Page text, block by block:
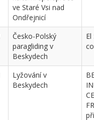
ve Staré Vsi nad
Ondřejnicí
Česko-Polský
paragliding v
Beskydech
Lyžování v
Beskydech